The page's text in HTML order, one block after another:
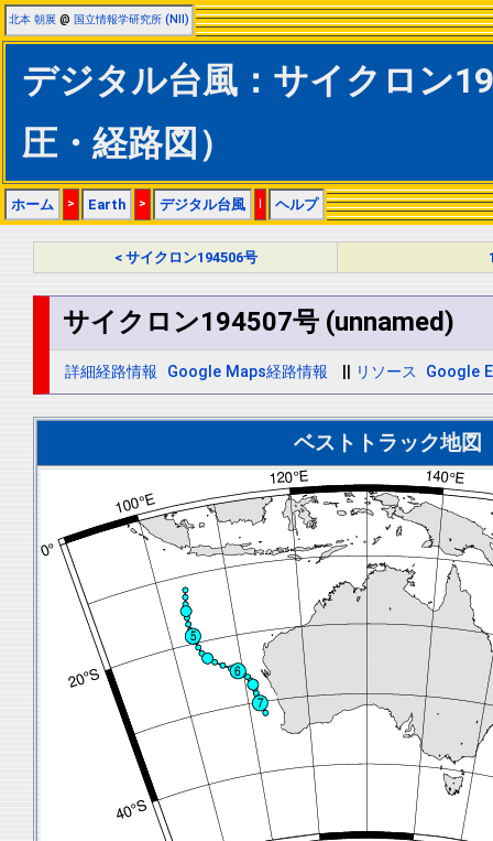
北本 朝展 @ 国立情報学研究所 (NII)
デジタル台風：サイクロン
圧・経路図）
ホーム > Earth > デジタル台風 | ヘルプ
< サイクロン194506号
サイクロン194507号 (unnamed)
詳細経路情報 Google Maps経路情報 リソース Google
ベストトラック地図